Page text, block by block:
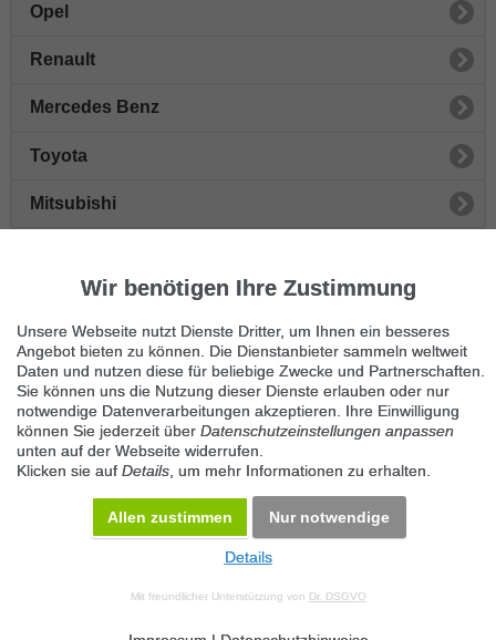
Opel
Renault
Mercedes Benz
Toyota
Mitsubishi
Peugeot
Sonstige Autos
Nissan
Seat
Datenschutz Impressum Kontakt Datenschutz anpassen Desktop Version
Wir benötigen Ihre Zustimmung
Unsere Webseite nutzt Dienste Dritter, um Ihnen ein besseres
Angebot bieten zu können. Die Dienstanbieter sammeln weltweit
Daten und nutzen diese für beliebige Zwecke und Partnerschaften.
Sie können uns die Nutzung dieser Dienste erlauben oder nur
notwendige Datenverarbeitungen akzeptieren. Ihre Einwilligung
können Sie jederzeit über Datenschutzeinstellungen anpassen
unten auf der Webseite widerrufen.
Klicken sie auf Details , um mehr Informationen zu erhalten.
Allen zustimmen Nur notwendige
Details
Mit freundlicher Unterstützung von Dr. DSGVO